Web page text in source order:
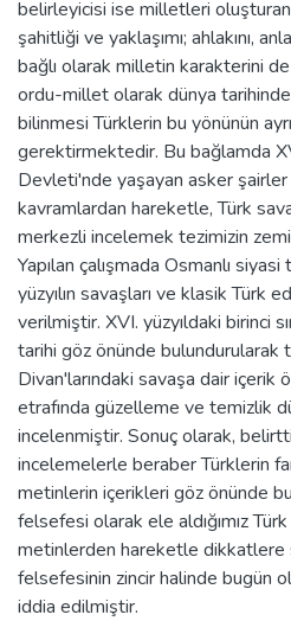
belirleyicisi ise milletleri oluşturan
şahitliği ve yaklaşımı; ahlakını,
bağlı olarak milletin karakterini
ordu-millet olarak dünya
bilinmesi Türklerin bu yönünün
gerektirmektedir. Bu bağlamda
Devleti'nde yaşayan asker
kavramlardan hareketle, Türk
merkezli incelemek tezimizin
Yapılan çalışmada Osmanlı
yüzyılın savaşları ve klasik Türk
verilmiştir. XVI. yüzyıldaki birinci
tarihi göz önünde
Divan'larındaki savaşa dair
etrafında güzelleme ve temizlik
incelenmiştir. Sonuç olarak,
incelemelerle beraber Türklerin
metinlerin içerikleri göz önünde
felsefesi olarak ele aldığımız
metinlerden hareketle dikkatlere
felsefesinin zincir halinde bugün
iddia edilmiştir.